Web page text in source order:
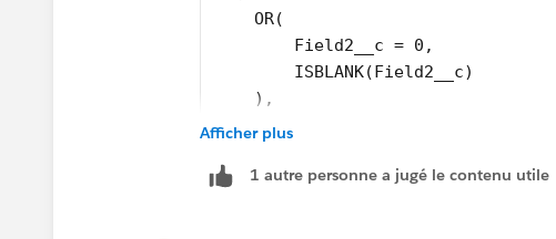
    OR(
        Field2__c = 0,
        ISBLANK(Field2__c)
    ),
    0,
)
Afficher plus
1 autre personne a jugé le contenu utile